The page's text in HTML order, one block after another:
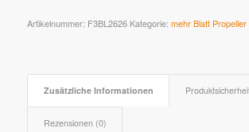
Artikelnummer: F3BL2626 Kategorie: mehr Blatt Propeller
Zusätzliche Informationen
Rezensionen (0)